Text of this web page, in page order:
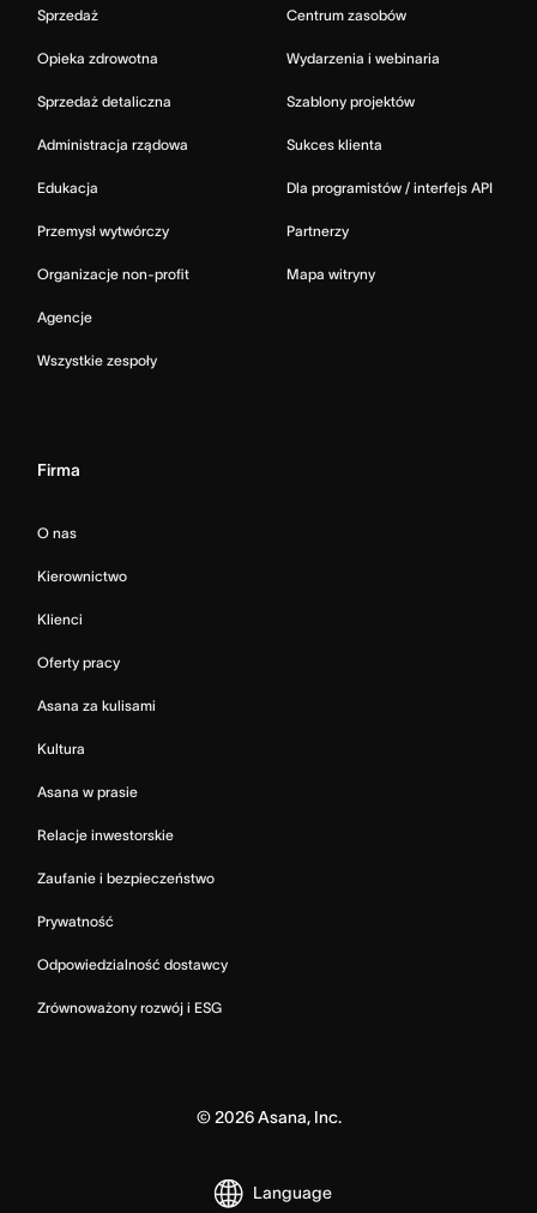
Sprzedaż
Opieka zdrowotna
Sprzedaż detaliczna
Administracja rządowa
Edukacja
Przemysł wytwórczy
Organizacje non-profit
Agencje
Wszystkie zespoły
Centrum zasobów
Wydarzenia i webinaria
Szablony projektów
Sukces klienta
Dla programistów / interfejs API
Partnerzy
Mapa witryny
Firma
O nas
Kierownictwo
Klienci
Oferty pracy
Asana za kulisami
Kultura
Asana w prasie
Relacje inwestorskie
Zaufanie i bezpieczeństwo
Prywatność
Odpowiedzialność dostawcy
Zrównoważony rozwój i ESG
© 2026Asana, Inc.
Language